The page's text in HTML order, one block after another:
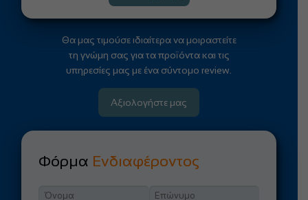
Θα μας τιμούσε ιδιαίτερα να μοιραστείτε
τη γνώμη σας για τα προϊόντα και τις
υπηρεσίες μας με ένα σύντομο review.
Αξιολογήστε μας
Φόρμα Ενδιαφέροντος